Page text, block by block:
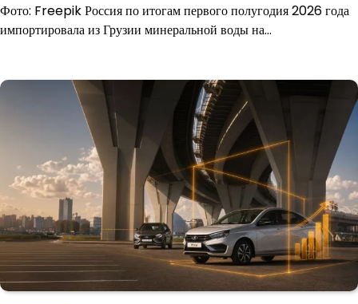
Фото: Freepik Россия по итогам первого полугодия 2026 года
импортировала из Грузии минеральной воды на…